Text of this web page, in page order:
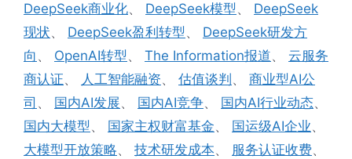
DeepSeek商业化、 DeepSeek模型、 DeepSeek
现状、 DeepSeek盈利转型、 DeepSeek研发方
向 、 OpenAI转型、 The Information报道、 云服务
商认证、 人工智能融资、 估值谈判 、 商业型AI公
司 、 国内AI发展、 国内AI竞争、 国内AI行业动态、
国内大模型、 国家主权财富基金、 国运级AI企业、
大模型开放策略、 技术研发成本、 服务认证收费、